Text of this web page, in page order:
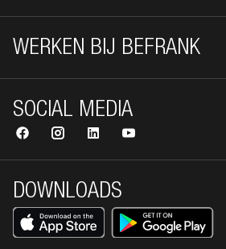
WERKEN BIJ BEFRANK
DOWNLOADS
SOCIAL MEDIA